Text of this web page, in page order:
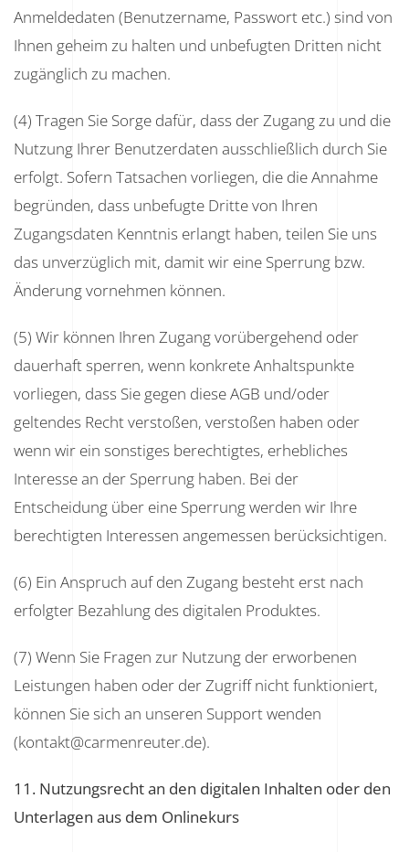
Anmeldedaten (Benutzername, Passwort etc.) sind von
Ihnen geheim zu halten und unbefugten Dritten nicht
zugänglich zu machen.
(4) Tragen Sie Sorge dafür, dass der Zugang zu und die
Nutzung Ihrer Benutzerdaten ausschließlich durch Sie
erfolgt. Sofern Tatsachen vorliegen, die die Annahme
begründen, dass unbefugte Dritte von Ihren
Zugangsdaten Kenntnis erlangt haben, teilen Sie uns
das unverzüglich mit, damit wir eine Sperrung bzw.
Änderung vornehmen können.
(5) Wir können Ihren Zugang vorübergehend oder
dauerhaft sperren, wenn konkrete Anhaltspunkte
vorliegen, dass Sie gegen diese AGB und/oder
geltendes Recht verstoßen, verstoßen haben oder
wenn wir ein sonstiges berechtigtes, erhebliches
Interesse an der Sperrung haben. Bei der
Entscheidung über eine Sperrung werden wir Ihre
berechtigten Interessen angemessen berücksichtigen.
(6) Ein Anspruch auf den Zugang besteht erst nach
erfolgter Bezahlung des digitalen Produktes.
(7) Wenn Sie Fragen zur Nutzung der erworbenen
Leistungen haben oder der Zugriff nicht funktioniert,
können Sie sich an unseren Support wenden
(kontakt@carmenreuter.de).
11. Nutzungsrecht an den digitalen Inhalten oder den
Unterlagen aus dem Onlinekurs